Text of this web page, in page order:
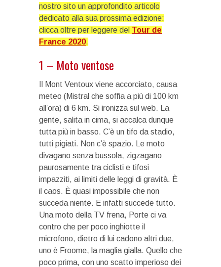
nostro sito un approfondito articolo
dedicato alla sua prossima edizione:
clicca oltre per leggere del Tour de
France 2020.
1 – Moto ventose
Il Mont Ventoux viene accorciato, causa
meteo (Mistral che soffia a più di 100 km
all’ora) di 6 km. Si ironizza sul web. La
gente, salita in cima, si accalca dunque
tutta più in basso. C’è un tifo da stadio,
tutti pigiati. Non c’è spazio. Le moto
divagano senza bussola, zigzagano
paurosamente tra ciclisti e tifosi
impazziti, ai limiti delle leggi di gravità. È
il caos. È quasi impossibile che non
succeda niente. E infatti succede tutto.
Una moto della TV frena, Porte ci va
contro che per poco inghiotte il
microfono, dietro di lui cadono altri due,
uno è Froome, la maglia gialla. Quello che
poco prima, con uno scatto imperioso dei